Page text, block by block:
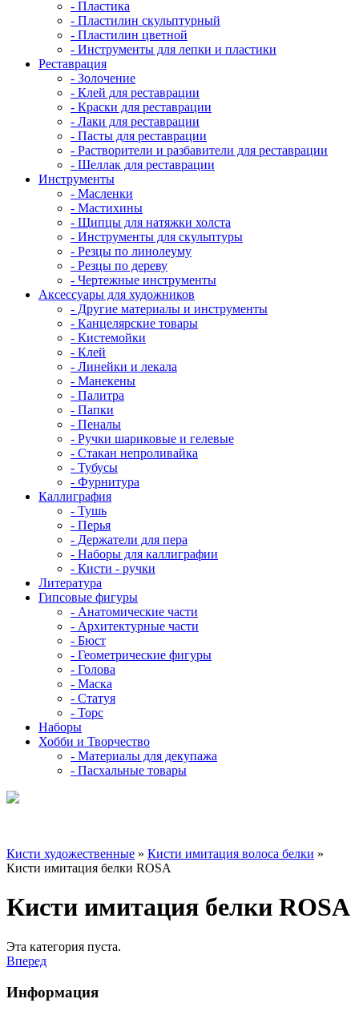
- Пластика
- Пластилин скульптурный
- Пластилин цветной
- Инструменты для лепки и пластики
Реставрация
- Золочение
- Клей для реставрации
- Краски для реставрации
- Лаки для реставрации
- Пасты для реставрации
- Растворители и разбавители для реставрации
- Шеллак для реставрации
Инструменты
- Масленки
- Мастихины
- Щипцы для натяжки холста
- Инструменты для скульптуры
- Резцы по линолеуму
- Резцы по дереву
- Чертежные инструменты
Аксессуары для художников
- Другие материалы и инструменты
- Канцелярские товары
- Кистемойки
- Клей
- Линейки и лекала
- Манекены
- Палитра
- Папки
- Пеналы
- Ручки шариковые и гелевые
- Стакан непроливайка
- Тубусы
- Фурнитура
Каллиграфия
- Тушь
- Перья
- Держатели для пера
- Наборы для каллиграфии
- Кисти - ручки
Литература
Гипсовые фигуры
- Анатомические части
- Архитектурные части
- Бюст
- Геометрические фигуры
- Голова
- Маска
- Статуя
- Торс
Наборы
Хобби и Творчество
- Материалы для декупажа
- Пасхальные товары
Кисти художественные » Кисти имитация волоса белки »
Кисти имитация белки ROSA
Кисти имитация белки ROSA
Эта категория пуста.
Вперед
Информация